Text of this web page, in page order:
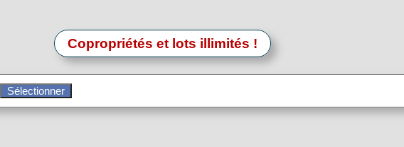
Copropriétés et lots illimités !